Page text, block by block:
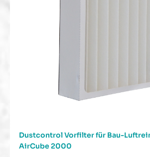
Dustcontrol Vorfilter für Bau-
AirCube 2000